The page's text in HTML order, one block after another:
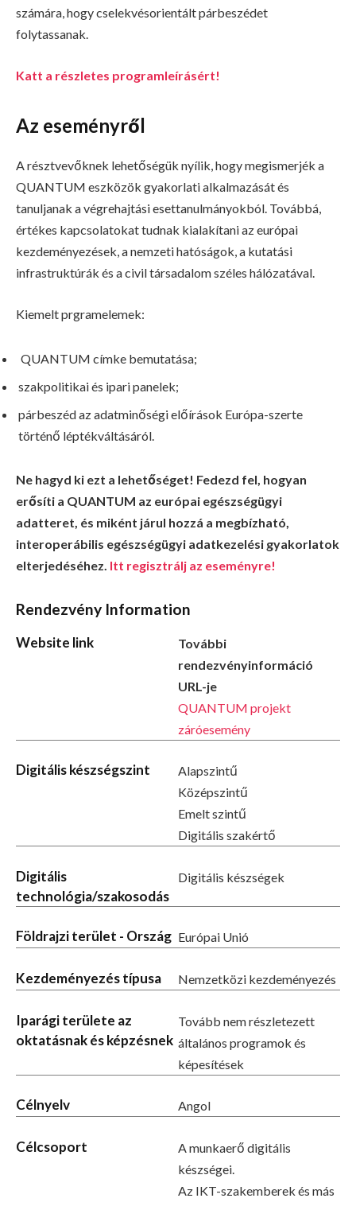
számára, hogy cselekvésorientált párbeszédet
folytassanak.
Katt a részletes programleírásért!
Az eseményről
A résztvevőknek lehetőségük nyílik, hogy megismerjék a
QUANTUM eszközök gyakorlati alkalmazását és
tanuljanak a végrehajtási esettanulmányokból. Továbbá,
értékes kapcsolatokat tudnak kialakítani az európai
kezdeményezések, a nemzeti hatóságok, a kutatási
infrastruktúrák és a civil társadalom széles hálózatával.
Kiemelt prgramelemek:
QUANTUM címke bemutatása;
szakpolitikai és ipari panelek;
párbeszéd az adatminőségi előírások Európa-szerte
történő léptékváltásáról.
Ne hagyd ki ezt a lehetőséget! Fedezd fel, hogyan
erősíti a QUANTUM az európai egészségügyi
adatteret, és miként járul hozzá a megbízható,
interoperábilis egészségügyi adatkezelési gyakorlatok
elterjedéséhez. Itt regisztrálj az eseményre!
Rendezvény Information
Website link
További
rendezvényinformáció
URL-je
QUANTUM projekt
záróesemény
Digitális készségszint
Alapszintű
Középszintű
Emelt szintű
Digitális szakértő
Digitális
technológia/szakosodás
Digitális készségek
Földrajzi terület - Ország Európai Unió
Kezdeményezés típusa Nemzetközi kezdeményezés
Iparági területe az
oktatásnak és képzésnek
Tovább nem részletezett
általános programok és
képesítések
Célnyelv Angol
Célcsoport
A munkaerő digitális
készségei.
Az IKT-szakemberek és más